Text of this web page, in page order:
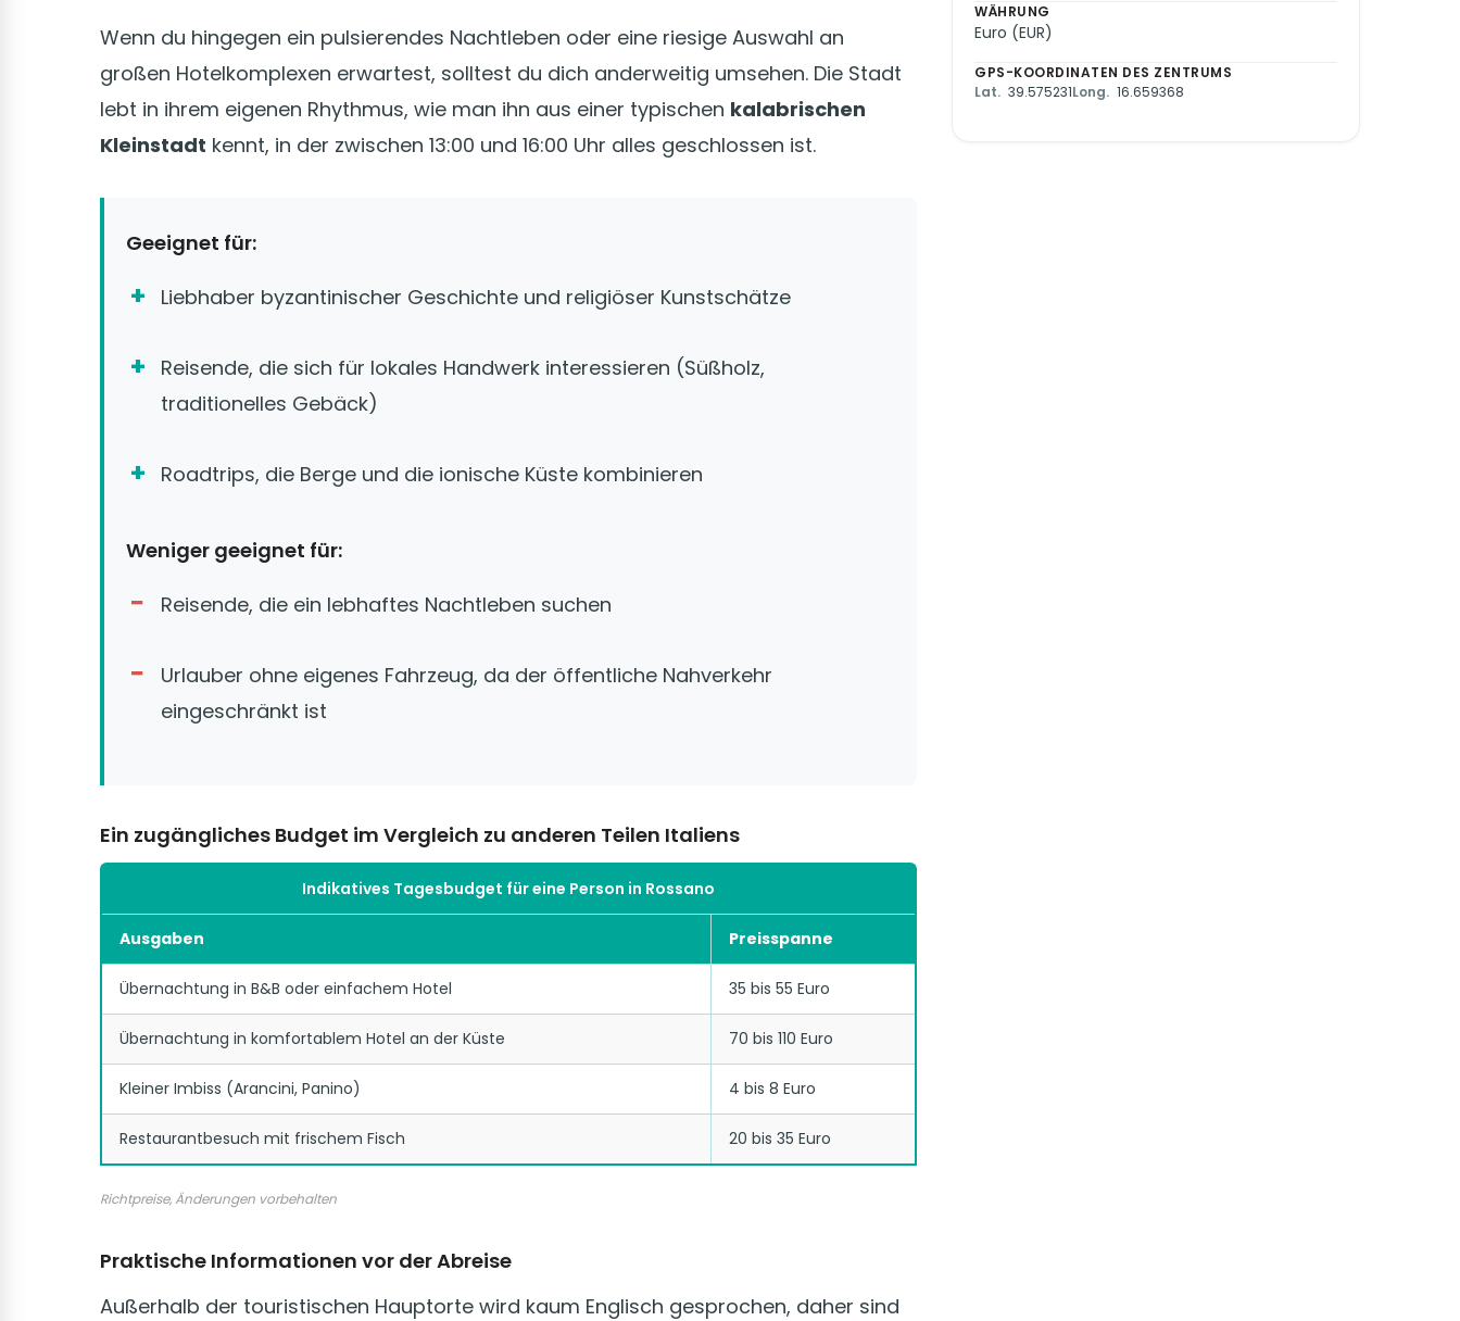
Wenn du hingegen ein pulsierendes Nachtleben oder eine riesige Auswahl an
großen Hotelkomplexen erwartest, solltest du dich anderweitig umsehen. Die Stadt
lebt in ihrem eigenen Rhythmus, wie man ihn aus einer typischen kalabrischen
Kleinstadt kennt, in der zwischen 13:00 und 16:00 Uhr alles geschlossen ist.
Geeignet für:
Liebhaber byzantinischer Geschichte und religiöser Kunstschätze
Reisende, die sich für lokales Handwerk interessieren (Süßholz,
traditionelles Gebäck)
Roadtrips, die Berge und die ionische Küste kombinieren
Weniger geeignet für:
Reisende, die ein lebhaftes Nachtleben suchen
Urlauber ohne eigenes Fahrzeug, da der öffentliche Nahverkehr
eingeschränkt ist
Ein zugängliches Budget im Vergleich zu anderen Teilen Italiens
Indikatives Tagesbudget für eine Person in Rossano
Ausgaben Preisspanne
Übernachtung in B&B oder einfachem Hotel 35 bis 55 Euro
Übernachtung in komfortablem Hotel an der Küste 70 bis 110 Euro
Kleiner Imbiss (Arancini, Panino) 4 bis 8 Euro
Restaurantbesuch mit frischem Fisch 20 bis 35 Euro
Richtpreise, Änderungen vorbehalten
Praktische Informationen vor der Abreise
Außerhalb der touristischen Hauptorte wird kaum Englisch gesprochen, daher sind
WÄHRUNG
Euro (EUR)
GPS-KOORDINATEN DES ZENTRUMS
Lat. 39.575231Long. 16.659368